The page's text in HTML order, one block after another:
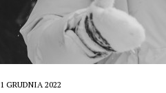
1 GRUDNIA 2022